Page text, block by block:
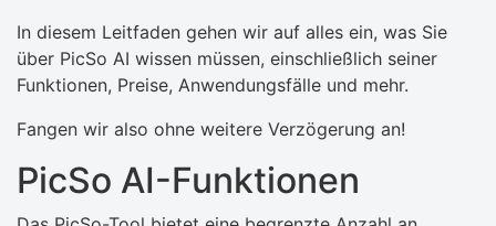
In diesem Leitfaden gehen wir auf alles ein, was Sie
über PicSo AI wissen müssen, einschließlich seiner
Funktionen, Preise, Anwendungsfälle und mehr.
Fangen wir also ohne weitere Verzögerung an!
PicSo AI-Funktionen